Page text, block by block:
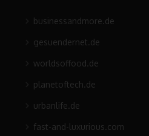
businessandmore.de
gesuendernet.de
worldsoffood.de
planetoftech.de
urbanlife.de
fast-and-luxurious.com